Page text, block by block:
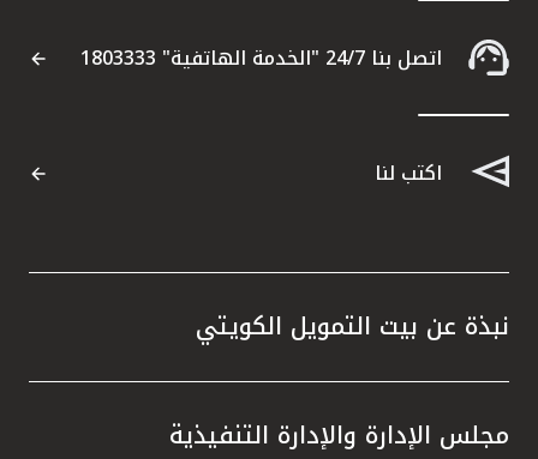
أدوات وخدمات
خدمات ما بعد البيع
اتصل بنا
مواقع الفروع وأجهزة الصرف الآلي
اتصل بنا 24/7 "الخدمة الهاتفية" 1803333
اكتب لنا
نبذة عن بيت التمويل الكويتي
مجلس الإدارة والإدارة التنفيذية